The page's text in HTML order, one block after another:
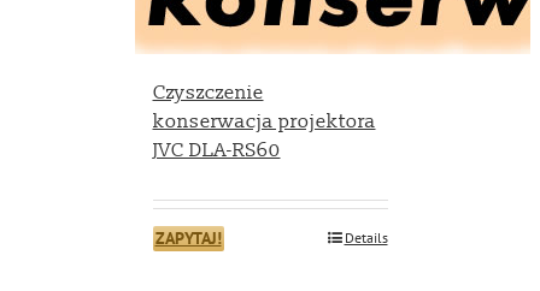
Czyszczenie
konserwacja projektora
JVC DLA-RS60
ZAPYTAJ! Details